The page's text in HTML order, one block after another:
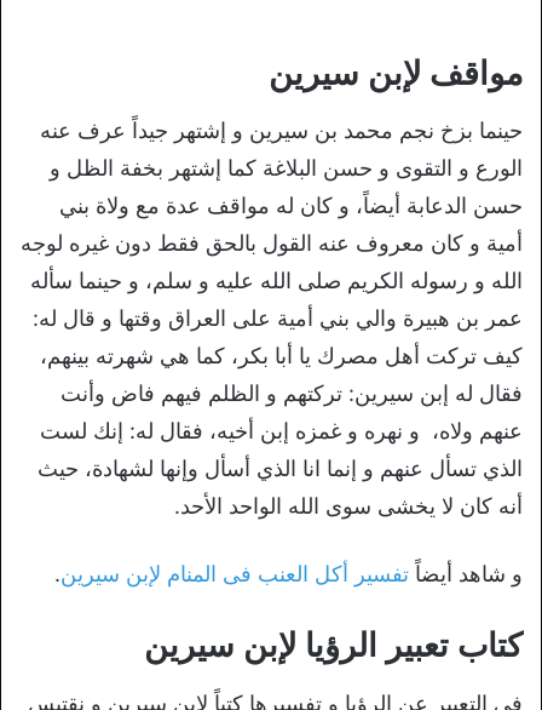
مواقف لإبن سيرين
حينما بزخ نجم محمد بن سيرين و إشتهر جيداً عرف عنه
الورع و التقوى و حسن البلاغة كما إشتهر بخفة الظل و
حسن الدعابة أيضاً، و كان له مواقف عدة مع ولاة بني
أمية و كان معروف عنه القول بالحق فقط دون غيره لوجه
الله و رسوله الكريم صلى الله عليه و سلم، و حينما سأله
عمر بن هبيرة والي بني أمية على العراق وقتها و قال له:
كيف تركت أهل مصرك يا أبا بكر، كما هي شهرته بينهم،
فقال له إبن سيرين: تركتهم و الظلم فيهم فاض وأنت
عنهم ولاه، و نهره و غمزه إبن أخيه، فقال له: إنك لست
الذي تسأل عنهم و إنما انا الذي أسأل وإنها لشهادة، حيث
أنه كان لا يخشى سوى الله الواحد الأحد.
و شاهد أيضاً تفسير أكل العنب فى المنام لإبن سيرين.
كتاب تعبير الرؤيا لإبن سيرين
في التعبير عن الرؤيا و تفسيرها كتباً لإبن سيرين و نقتبس